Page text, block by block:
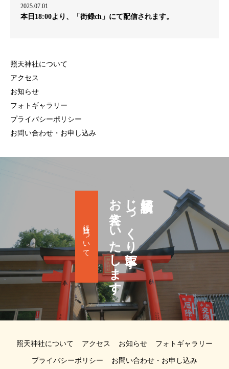
2025.07.01
本日18:00より、「街録ch」にて配信されます。
照天神社について
アクセス
お知らせ
フォトギャラリー
プライバシーポリシー
お問い合わせ・お申し込み
祈願相談に
じっくり丁寧に
お答えいたします
当社について
照天神社について アクセス お知らせ フォトギャラリー
プライバシーポリシー お問い合わせ・お申し込み